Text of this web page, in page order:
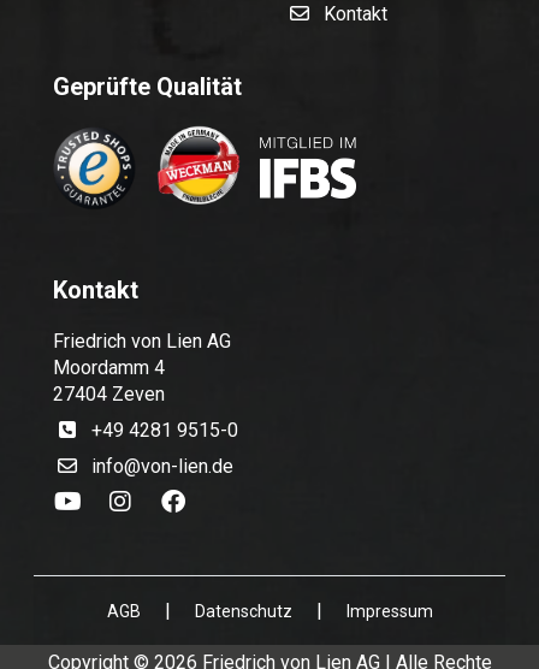
Kontakt
Geprüfte Qualität
Kontakt
Friedrich von Lien AG
Moordamm 4
27404 Zeven
+49 4281 9515-0
info@von-lien.de
AGB | Datenschutz | Impressum
Copyright © 2026 Friedrich von Lien AG | Alle Rechte